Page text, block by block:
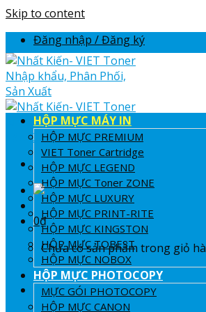
Skip to content
Đăng nhập / Đăng ký
0₫
Chưa có sản phẩm trong giỏ
Giỏ hàng
HỘP MỰC MÁY IN
HỘP MỰC PREMIUM
VIET Toner Cartridge
HỘP MỰC LEGEND
HỘP MỰC Toner ZONE
HỘP MỰC LUXURY
HỘP MỰC PRINT-RITE
HỘP MỰC KINGSTON
HỘP MỰC TOBEST
HỘP MỰC NOBOX
HỘP MỰC PHOTOCOPY
MỰC GÓI PHOTOCOPY
HỘP MỰC CANON